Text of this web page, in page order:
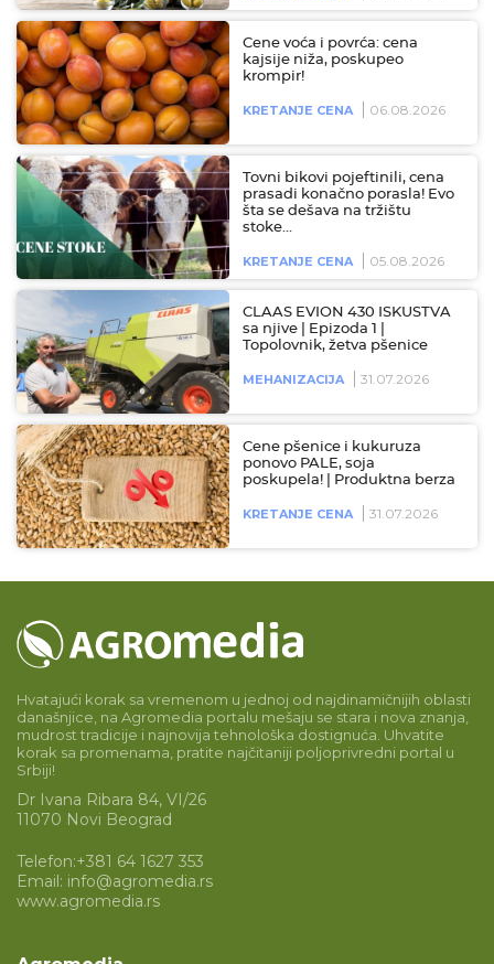
Cene voća i povrća: cena
kajsije niža, poskupeo
krompir!
KRETANJE CENA 06.08.2026
Tovni bikovi pojeftinili, cena
prasadi konačno porasla! Evo
šta se dešava na tržištu
stoke…
KRETANJE CENA 05.08.2026
CLAAS EVION 430 ISKUSTVA
sa njive | Epizoda 1 |
Topolovnik, žetva pšenice
MEHANIZACIJA 31.07.2026
Cene pšenice i kukuruza
ponovo PALE, soja
poskupela! | Produktna berza
KRETANJE CENA 31.07.2026
Hvatajući korak sa vremenom u jednoj od najdinamičnijih oblasti
današnjice, na Agromedia portalu mešaju se stara i nova znanja,
mudrost tradicije i najnovija tehnološka dostignuća. Uhvatite
korak sa promenama, pratite najčitaniji poljoprivredni portal u
Srbiji!
Dr Ivana Ribara 84, VI/26
11070 Novi Beograd
Telefon:+381 64 1627 353
Email: info@agromedia.rs
www.agromedia.rs